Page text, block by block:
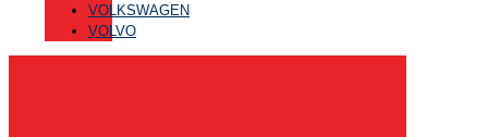
VOLKSWAGEN
VOLVO